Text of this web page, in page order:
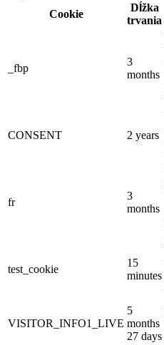
Cookie
Dĺžka
trvania
_fbp
3
months
CONSENT 2 years
fr
3
months
test_cookie
15
minutes
VISITOR_INFO1_LIVE
5
months
27 days